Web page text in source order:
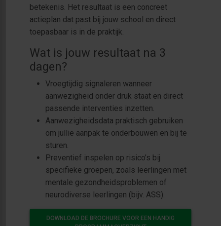
betekenis. Het resultaat is een concreet
actieplan dat past bij jouw school en direct
toepasbaar is in de praktijk.
Wat is jouw resultaat na 3
dagen?
Vroegtijdig signaleren wanneer
aanwezigheid onder druk staat en direct
passende interventies inzetten.
Aanwezigheidsdata praktisch gebruiken
om jullie aanpak te onderbouwen en bij te
sturen.
Preventief inspelen op risico’s bij
specifieke groepen, zoals leerlingen met
mentale gezondheidsproblemen of
neurodiverse leerlingen (bijv. ASS).
DOWNLOAD DE BROCHURE VOOR EEN HANDIG